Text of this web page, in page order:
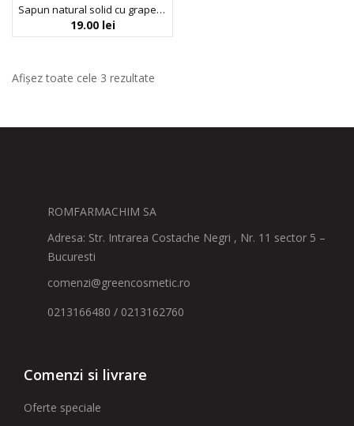
Sapun natural solid cu grapefruit, Faith in Nature, 100 gr
19.00 lei
Afișez toate cele 3 rezultate
ROMFARMACHIM SA
Adresa: Str. Intrarea Costache Negri , Nr. 11 sector 5 –
Bucuresti
comenzi@greencosmetic.ro
0213166480 / 0213162760
Comenzi si livrare
Oferte speciale